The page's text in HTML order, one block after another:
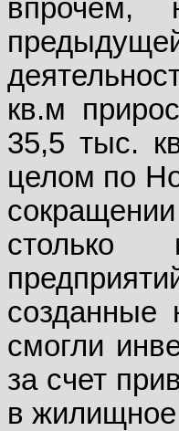
впрочем,
кв.м
35,5 тыс.
целом по
столько
созданные
смогли
за счет
в жилищное